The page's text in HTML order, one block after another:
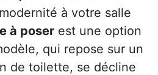
à votre salle
à poser est une option
qui repose sur un
de toilette, se décline